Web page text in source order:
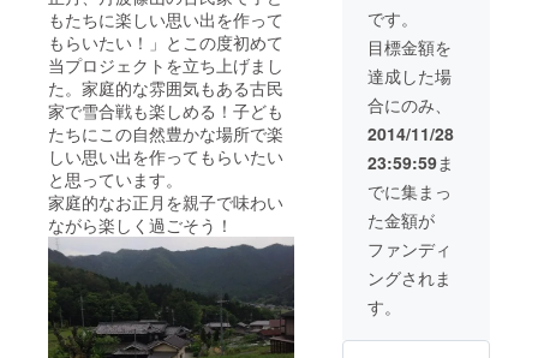
もたちに楽しい思い出を作って
もらいたい！」とこの度初めて
当プロジェクトを立ち上げまし
た。家庭的な雰囲気もある古民
家で雪合戦も楽しめる！子ども
たちにこの自然豊かな場所で楽
しい思い出を作ってもらいたい
と思っています。
家庭的なお正月を親子で味わい
ながら楽しく過ごそう！
です。
目標金額を
達成した場
合にのみ、
2014/11/28
23:59:59ま
でに集まっ
た金額が
ファンディ
ングされま
す。